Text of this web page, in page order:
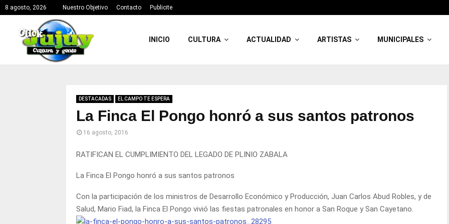
8 agosto, 2026 Nuestro Objetivo Contacto Publicite
INICIO CULTURA ACTUALIDAD ARTISTAS MUNICIPALES
DESTACADAS EL CAMPO TE ESPERA
La Finca El Pongo honró a sus santos patronos
16 agosto, 2016
RATIFICAN EL CUMPLIMIENTO DEL LEGADO DE PLINIO ZABALA
La Finca El Pongo honró a sus santos patronos
Con la participación de los ministros de Desarrollo Económico y Producción, Juan Carlos Abud Robles, y de
Salud, Mario Fiad, la Finca El Pongo vivió las fiestas patronales en honor a San Roque y San Cayetano.